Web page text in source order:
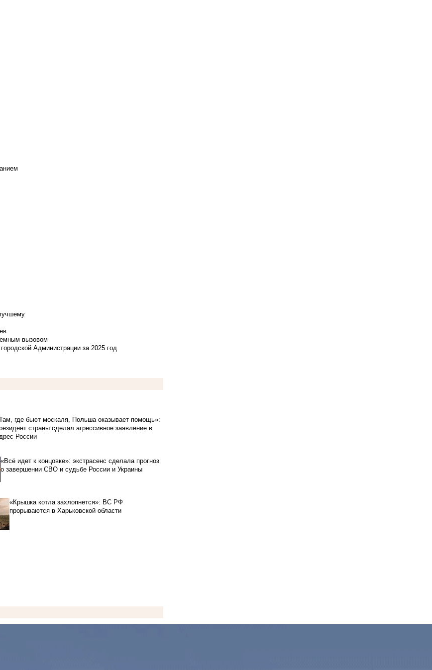
вызовом
Администрации за 2025 год
где бьют москаля, Польша оказывает помощь»:
страны сделал агрессивное заявление в
России
«Всё идет к концовке»: экстрасенс сделала прогноз
о завершении СВО и судьбе России и Украины
«Крышка котла захлопнется»: ВС РФ
прорываются в Харьковской области